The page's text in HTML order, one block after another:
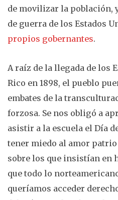
de movilizar la población,
de guerra de los Estados
propios gobernantes.
A raíz de la llegada de los
Rico en 1898, el pueblo
embates de la
forzosa. Se nos obligó a
asistir a la escuela el Día
tener miedo al amor
sobre los que insistían en
que todo lo
queríamos acceder